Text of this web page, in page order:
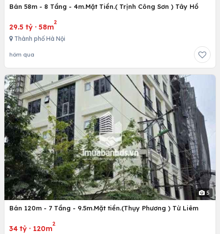
Bán 58m - 8 Tầng - 4m.Mặt Tiền.( Trịnh Công Sơn ) Tây Hồ
29.5 tỷ · 58m
2
Thành phố Hà Nội
hôm qua
5
Bán 120m - 7 Tầng - 9.5m.Mặt tiền.(Thụy Phương ) Từ Liêm
34 tỷ · 120m
2